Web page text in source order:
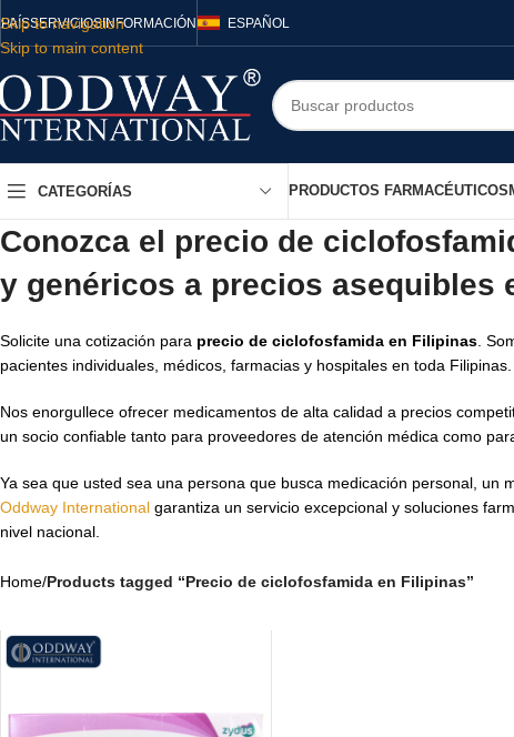
Skip to navigation
Skip to main content
PAÍSSERVICIOSINFORMACIÓN ESPAÑOL
CATEGORÍAS PRODUCTOS FARMACÉUTICOS
Conozca el precio de
y genéricos a precios asequibles
Solicite una cotización para precio de ciclofosfamida en Filipinas .
pacientes individuales, médicos, farmacias y hospitales en toda Filipinas.
Nos enorgullece ofrecer medicamentos de alta calidad a precios
un socio confiable tanto para proveedores de atención médica como
Ya sea que usted sea una persona que busca medicación personal, un
Oddway International garantiza un servicio excepcional y soluciones
nivel nacional.
Home/Products tagged “Precio de ciclofosfamida en Filipinas”